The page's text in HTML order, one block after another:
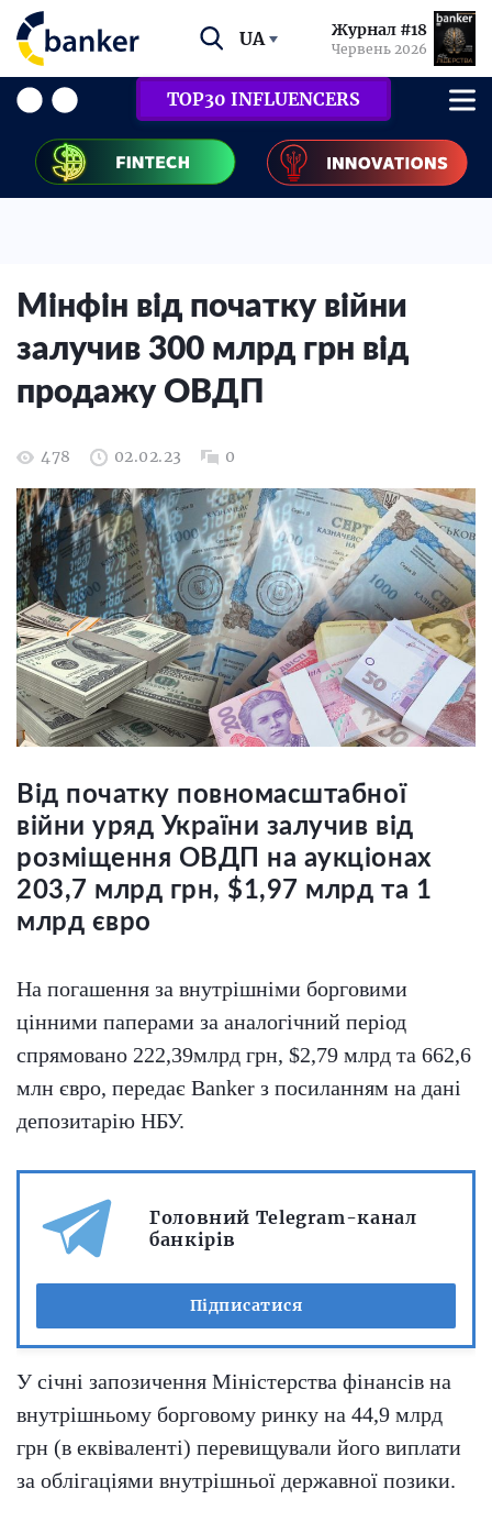
UA Журнал #18
Червень 2026
TOP30 INFLUENCERS
Мінфін від початку війни
залучив 300 млрд грн від
продажу ОВДП
478 02.02.23 0
Від початку повномасштабної
війни уряд України залучив від
розміщення ОВДП на аукціонах
203,7 млрд грн, $1,97 млрд та 1
млрд євро
На погашення за внутрішніми борговими
цінними паперами за аналогічний період
спрямовано 222,39млрд грн, $2,79 млрд та 662,6
млн євро, передає Banker з посиланням на дані
депозитарію НБУ.
Головний Telegram-канал
банкірів
Підписатися
У січні запозичення Міністерства фінансів на
внутрішньому борговому ринку на 44,9 млрд
грн (в еквіваленті) перевищували його виплати
за облігаціями внутрішньої державної позики.